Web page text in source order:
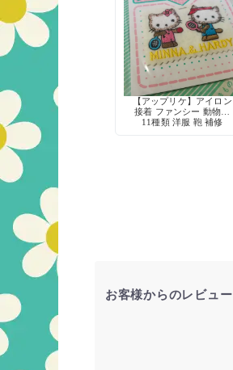
【アップリケ】アイロン
接着 ファンシー 動物柄
11種類 洋服 鞄 補修
お客様からのレビュー